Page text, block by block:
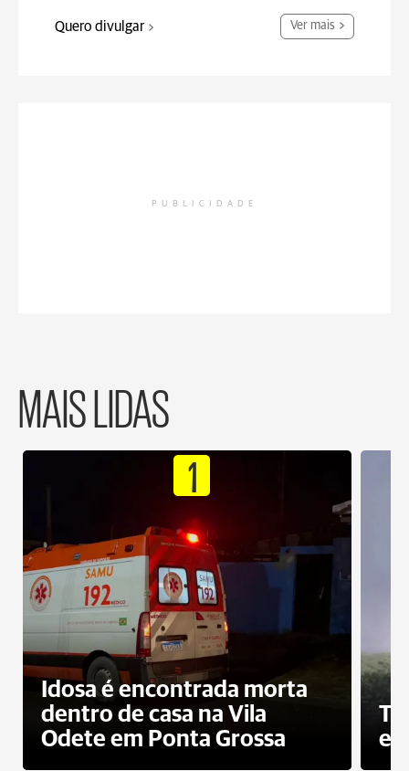
Quero divulgar Ver mais
PUBLICIDADE
MAIS LIDAS
1
Idosa é encontrada morta
dentro de casa na Vila
Odete em Ponta Grossa
e